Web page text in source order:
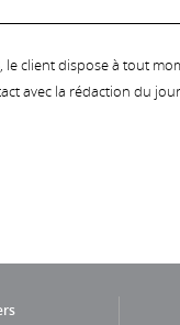
le client dispose à tout
avec la rédaction du